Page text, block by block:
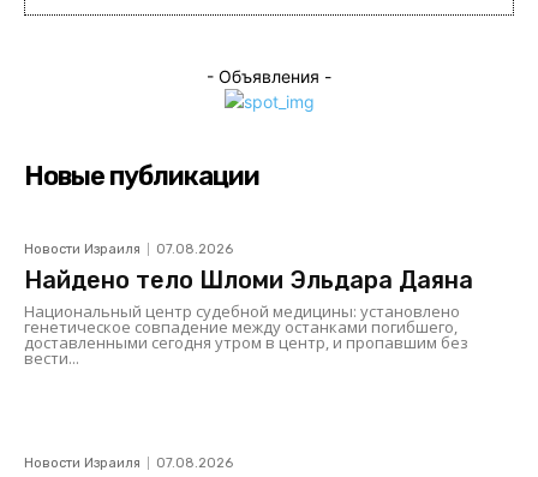
- Объявления -
Новые публикации
Новости Израиля 07.08.2026
Найдено тело Шломи Эльдара Даяна
Национальный центр судебной медицины: установлено
генетическое совпадение между останками погибшего,
доставленными сегодня утром в центр, и пропавшим без
вести...
Новости Израиля 07.08.2026